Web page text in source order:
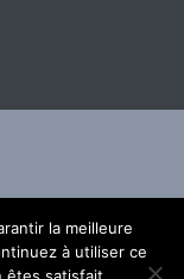
la meilleure
à utiliser ce